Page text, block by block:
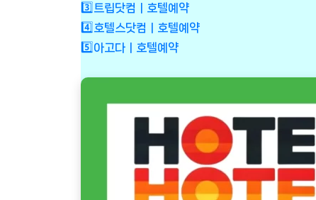
3️⃣트립닷컴ㅣ호텔예약
4️⃣호텔스닷컴ㅣ호텔예약
5️⃣아고다ㅣ호텔예약